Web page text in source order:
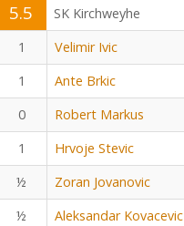
5.5
SK Kirchweyhe
1 Velimir Ivic
1 Ante Brkic
0 Robert Markus
1 Hrvoje Stevic
½ Zoran Jovanovic
½ Aleksandar Kovacevic